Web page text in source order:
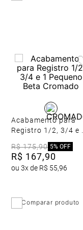
Acabamento para
Registro 1/2, 3/4 e 1
Pequeno Beta
Cromado
R$ 175,90 5% OFF
R$ 167,90
ou3x de R$ 55,96
Comparar produto